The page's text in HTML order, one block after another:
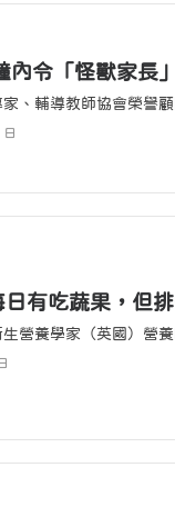
內令「怪獸家長
、輔導教師協會榮譽
有吃蔬果，但
營養學家（英國）營